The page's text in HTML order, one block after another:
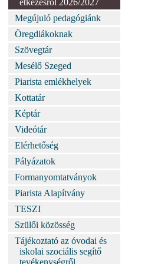
étkezésről 2026/2027
Megújuló pedagógiánk
Öregdiákoknak
Szövegtár
Mesélő Szeged
Piarista emlékhelyek
Kottatár
Képtár
Videótár
Elérhetőség
Pályázatok
Formanyomtatványok
Piarista Alapítvány
TESZI
Szülői közösség
Tájékoztató az óvodai és
iskolai szociális segítő
tevékenységről